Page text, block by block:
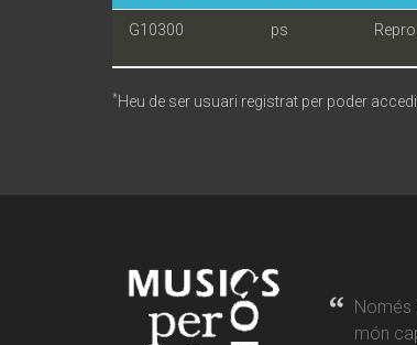
G10300 ps
*Heu de ser usuari registrat per poder
Només
món